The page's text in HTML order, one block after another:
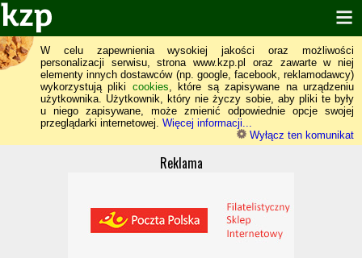
W celu zapewnienia wysokiej jakości oraz możliwości
personalizacji serwisu, strona www.kzp.pl oraz zawarte w niej
elementy innych dostawców (np. google, facebook, reklamodawcy)
wykorzystują pliki cookies, które są zapisywane na urządzeniu
użytkownika. Użytkownik, który nie życzy sobie, aby pliki te były
u niego zapisywane, może zmienić odpowiednie opcje swojej
przeglądarki internetowej. Więcej informacji...
Wyłącz ten komunikat
Reklama